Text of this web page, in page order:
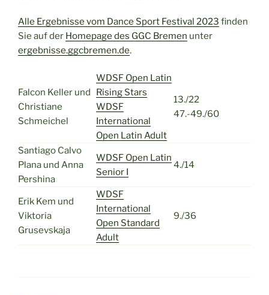
Alle Ergebnisse vom Dance Sport Festival 2023 finden
Sie auf der Homepage des GGC Bremen unter
ergebnisse.ggcbremen.de.
Falcon Keller und
Christiane
Schmeichel
WDSF Open Latin
Rising Stars
WDSF
International
Open Latin Adult
13./22
47.-49./60
Santiago Calvo
Plana und Anna
Pershina
WDSF Open Latin
Senior I
4./14
Erik Kem und
Viktoria
Grusevskaja
WDSF
International
Open Standard
Adult
9./36